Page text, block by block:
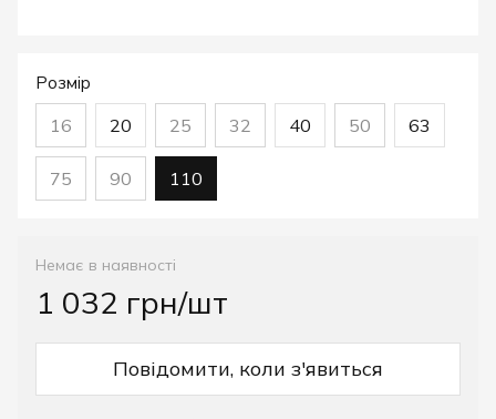
Розмір
16 20 25 32 40 50 63
75 90 110
Немає в наявності
1 032 грн/шт
Повідомити, коли з'явиться